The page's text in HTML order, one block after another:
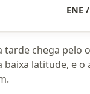
ENE
tarde chega pelo
latitude, e